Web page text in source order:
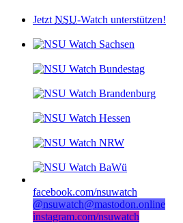
Jetzt NSU-Watch unterstützen!
facebook.com/nsuwatch
@nsuwatch@mastodon.online
instagram.com/nsuwatch